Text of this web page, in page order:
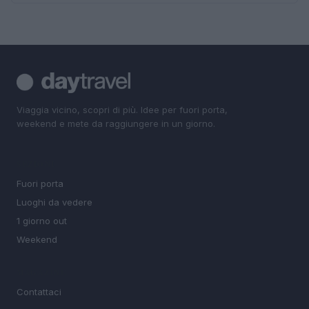
Viaggia vicino, scopri di più. Idee per fuori porta,
weekend e mete da raggiungere in un giorno.
Fuori porta
Luoghi da vedere
1 giorno out
Weekend
Contattaci